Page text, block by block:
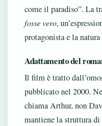
come il paradiso”. La
fosse vero,
protagonista e la
Adattamento del
Il film è tratto
pubblicato nel 2000.
chiama Arthur, non
mantiene la struttura